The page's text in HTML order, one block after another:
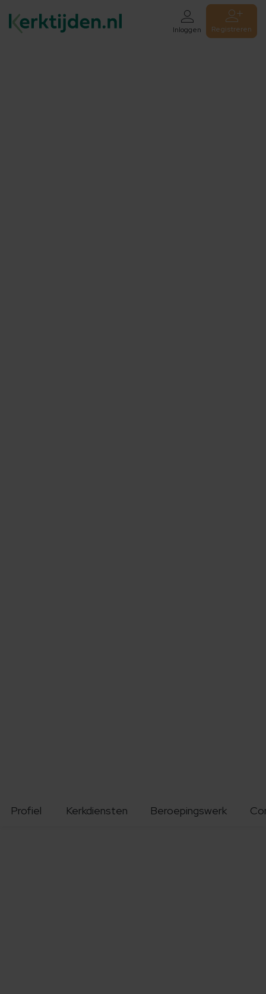
Inloggen Registreren
Profiel Kerkdiensten Beroepingswerk